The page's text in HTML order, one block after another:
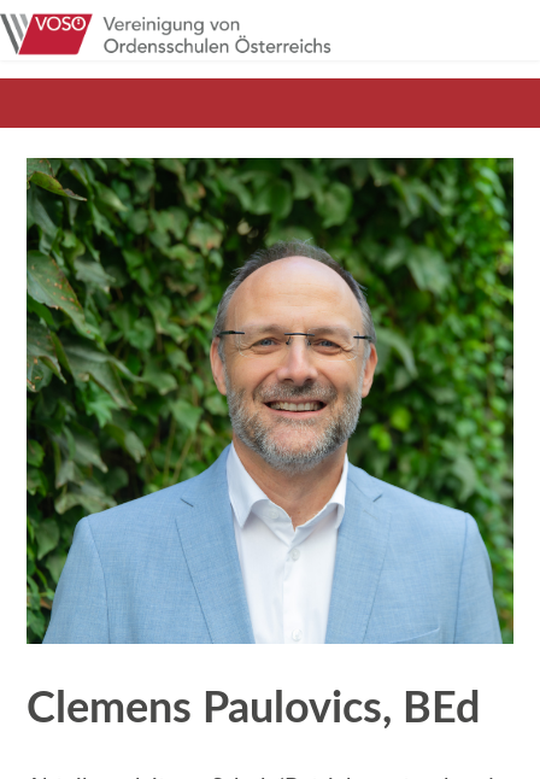
Clemens Paulovics, BEd